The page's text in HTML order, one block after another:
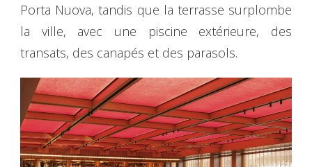
Porta Nuova, tandis que la terrasse surplombe
la ville, avec une piscine extérieure, des
transats, des canapés et des parasols.